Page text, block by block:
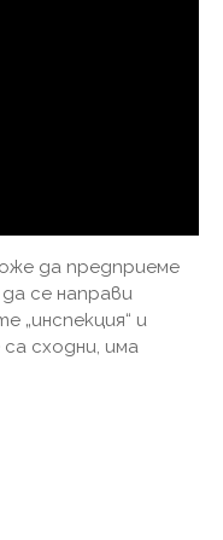
да предприеме
се направи
„инспекция“ и
са сходни, има